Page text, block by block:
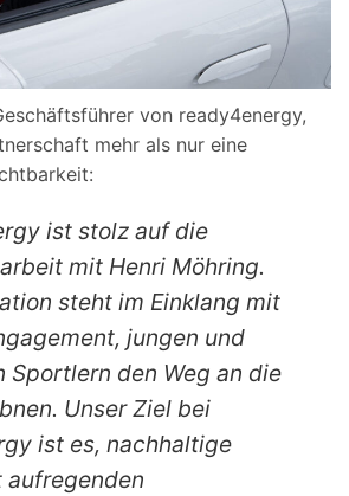
von ready4energy,
mehr als nur eine
ist stolz auf die
mit Henri Möhring.
steht im Einklang mit
jungen und
Sportlern den Weg an die
Unser Ziel bei
ist es, nachhaltige
aufregenden